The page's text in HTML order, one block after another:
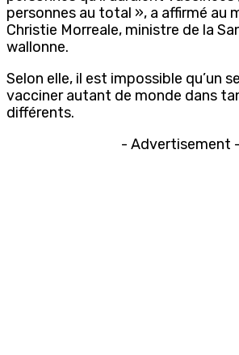
personnes au total », a affirmé au
Christie Morreale, ministre de la
wallonne.
Selon elle, il est impossible qu’un
vacciner autant de monde dans
différents.
- Advertisement -